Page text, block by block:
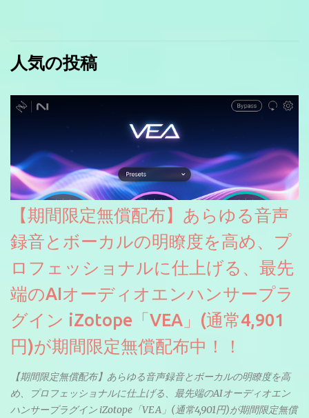
人気の投稿
【期間限定無償配布】あらゆる音声
録音とボーカルの明瞭度を高め、プ
ロフェッショナルに仕上げる、最先
端のAIオーディオエンハンサープラ
グイン iZotope「VEA」(通常4,901
円)が期間限定無償配布中！！
【期間限定無償配布】あらゆる音声録音とボーカルの明瞭度を高
め、プロフェッショナルに仕上げる、最先端のAIオーディオエン
ハンサープラグイン iZotope「VEA」(通常4,901円)が期間限定無償